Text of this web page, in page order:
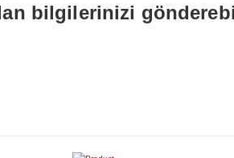
bilgilerinizi